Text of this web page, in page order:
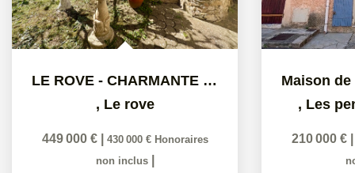
LE ROVE - CHARMANTE MAISON AVEC GARAGE ET PISCINE
, Le rove
449 000 € 430 000 € Honoraires
non inclus
, Les
210 000 €